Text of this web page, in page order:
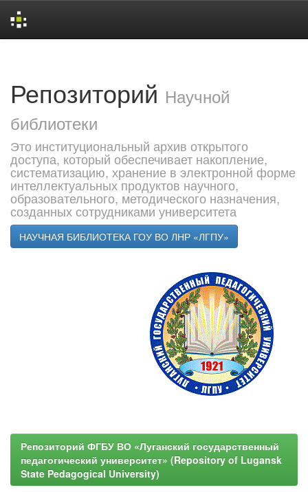
Репозиторий Научной
библиотеки
Это институциональный архив открытого
доступа, который обеспечивает накопление,
систематизацию, хранение в электронной форме
интеллектуальных продуктов научного,
образовательного, методического назначения,
созданных сотрудниками университета
НАУЧНАЯ БИБЛИОТЕКА ГОУ ВО ЛНР «ЛГПУ»
Репозиторий ФГБУ ВО «Луганский государственный
педагогический университет» (Repository of Lugansk
State Pedagogical University)